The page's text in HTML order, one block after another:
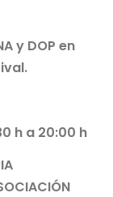
y DOP en
h a 20:00 h